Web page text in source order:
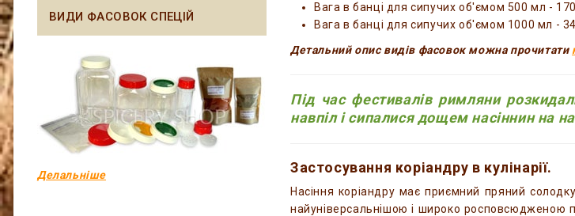
ВИДИ ФАСОВОК СПЕЦІЙ
Делальніше
Вага в банці для сипучих об'ємом 500 мл -
Вага в банці для сипучих об'ємом 1000 мл -
Детальний опис видів фасовок можна прочитати
Під час фестивалів римляни
навпіл і сипалися дощем насіннин на
Застосування коріандру в кулінарії.
Насіння коріандру має приємний пряний
найуніверсальнішою і широко росповсюдженою